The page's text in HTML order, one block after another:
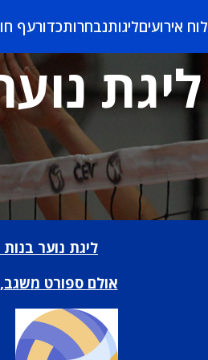
לוח אירועיםליגותנבחרותכדורעף
ליגת
ליגת נוער
אולם ספורט משגב,